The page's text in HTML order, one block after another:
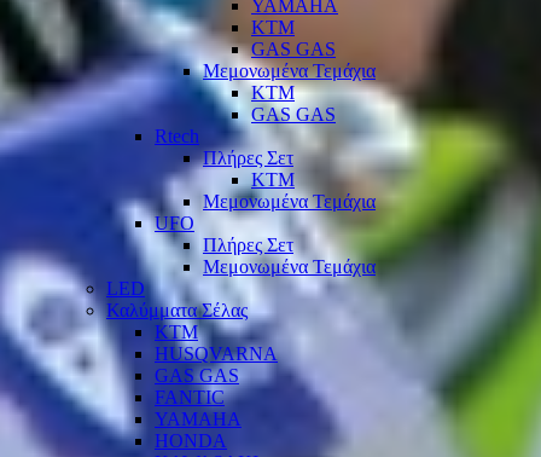
YAMAHA
KTM
GAS GAS
Μεμονωμένα Τεμάχια
KTM
GAS GAS
Rtech
Πλήρες Σετ
KTM
Μεμονωμένα Τεμάχια
UFO
Πλήρες Σετ
Μεμονωμένα Τεμάχια
LED
Καλύμματα Σέλας
KTM
HUSQVARNA
GAS GAS
FANTIC
YAMAHA
HONDA